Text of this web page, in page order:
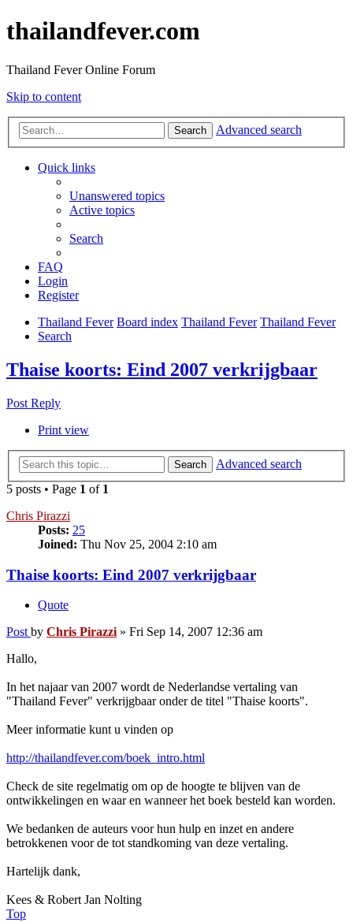
thailandfever.com
Thailand Fever Online Forum
Skip to content
Search Advanced search
Quick links
Unanswered topics
Active topics
Search
FAQ
Login
Register
Thailand Fever Board index Thailand Fever Thailand Fever
Search
Thaise koorts: Eind 2007 verkrijgbaar
Post Reply
Print view
Search
Advanced search
5 posts • Page 1 of 1
Chris Pirazzi
Posts: 25
Joined: Thu Nov 25, 2004 2:10 am
Thaise koorts: Eind 2007 verkrijgbaar
Quote
Post by Chris Pirazzi » Fri Sep 14, 2007 12:36 am
Hallo,
In het najaar van 2007 wordt de Nederlandse vertaling van
"Thailand Fever" verkrijgbaar onder de titel "Thaise koorts".
Meer informatie kunt u vinden op
http://thailandfever.com/boek_intro.html
Check de site regelmatig om op de hoogte te blijven van de
ontwikkelingen en waar en wanneer het boek besteld kan worden.
We bedanken de auteurs voor hun hulp en inzet en andere
betrokkenen voor de tot standkoming van deze vertaling.
Hartelijk dank,
Kees & Robert Jan Nolting
Top